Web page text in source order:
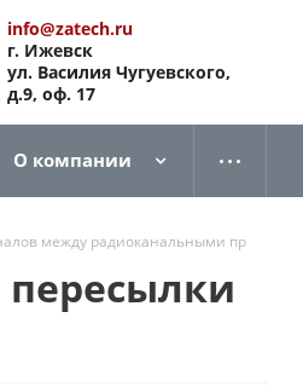
info@zatech.ru
г. Ижевск
ул. Василия Чугуевского,
д.9, оф. 17
О компании
между радиоканальными пр
пересылки